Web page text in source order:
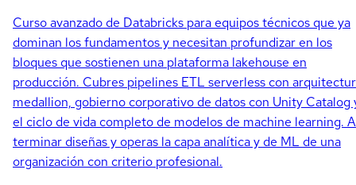
Curso avanzado de Databricks para equipos técnicos que ya
dominan los fundamentos y necesitan profundizar en los
bloques que sostienen una plataforma lakehouse en
producción. Cubres pipelines ETL serverless con
medallion, gobierno corporativo de datos con Unity Catalog
el ciclo de vida completo de modelos de machine learning.
terminar diseñas y operas la capa analítica y de ML de una
organización con criterio profesional.